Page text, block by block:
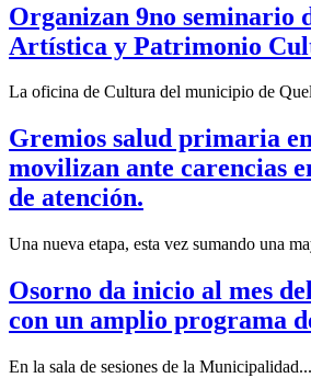
Organizan 9no seminario
Artística y Patrimonio
La oficina de Cultura del municipio de
Gremios salud primaria
movilizan ante carencias
de atención.
Una nueva etapa, esta vez sumando una
Osorno da inicio al mes
con un amplio programa
En la sala de sesiones de la Municipalidad...